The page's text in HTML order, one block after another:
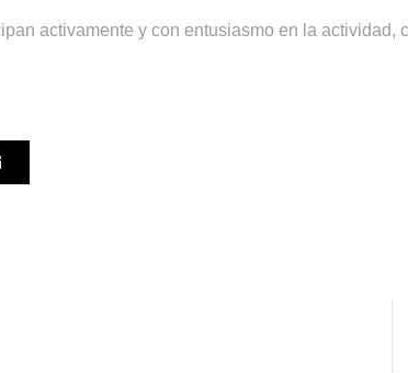
activamente y con entusiasmo en la